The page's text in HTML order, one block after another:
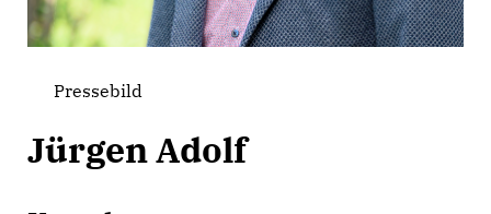
Pressebild
Jürgen Adolf